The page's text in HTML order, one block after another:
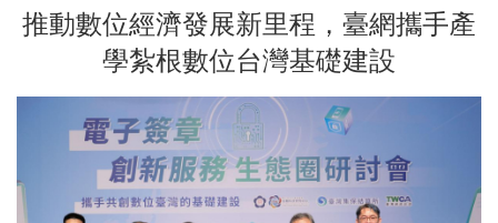
推動數位經濟發展新里程，臺網攜手產
學紮根數位台灣基礎建設